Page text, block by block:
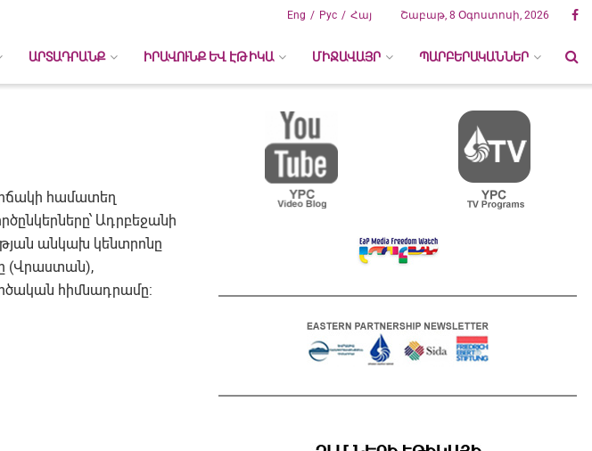
Рус Հայ
Eng Շաբաթ, 8 Օգոստոսի, 2026
ԱՐՏԱԴՐԱՆՔ ԻՐԱՎՈՒՆՔ ԵՎ ԷԹԻԿԱ ՄԻՋԱՎԱՅՐ ՊԱՐԲԵՐԱԿԱՆՆԵՐ
համատեղ
Ադրբեջանի
անկախ կենտրոնը
(Վրաստան),
հիմնադրամը: